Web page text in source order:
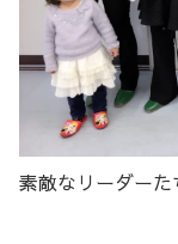
素敵なリーダーた